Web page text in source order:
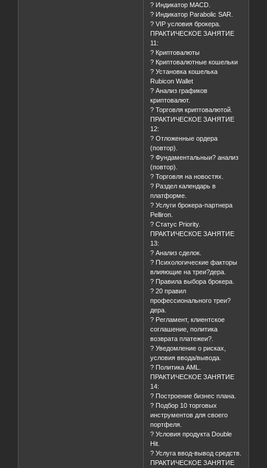
? Индикатор MACD.
? Индикатор Parabolic SAR.
? VIP условия брокера.
ПРАКТИЧЕСКОЕ ЗАНЯТИЕ
11:
? Криптовалюты
? Криптовалютные кошельки
? Установка кошелька
Rubicon Wallet
? Анализ графиков
криптовалют.
? Торговля криптовалютой.
ПРАКТИЧЕСКОЕ ЗАНЯТИЕ
12:
? Отложенные ордера
(повтор).
? Фундаментальныи? анализ
(повтор).
? Торговля на новостях.
? Раздел календарь в
платформе.
? Услуги брокера-партнера
Pelliron.
? Cтатус Priority.
ПРАКТИЧЕСКОЕ ЗАНЯТИЕ
13:
? Анализ сделок.
? Психологические факторы
влияющие на треи?дера.
? Правила выбора брокера.
? 20 правил
профессионального треи?
дера.
? Регламент, клиентское
соглашение, политика
возврата платежеи?.
? Уведомление о рисках,
условия ввода/вывода.
? Политика AML.
ПРАКТИЧЕСКОЕ ЗАНЯТИЕ
14:
? Построение бизнес плана.
? Подбор 10 торговых
инструментов для своего
портфеля.
? Условия продукта Double
Hit.
? Услуга ввод-вывод средств.
ПРАКТИЧЕСКОЕ ЗАНЯТИЕ